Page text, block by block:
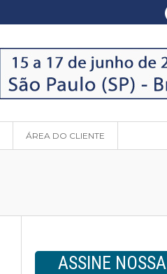
ÁREA DO CLIENTE
ASSINE NOSSA